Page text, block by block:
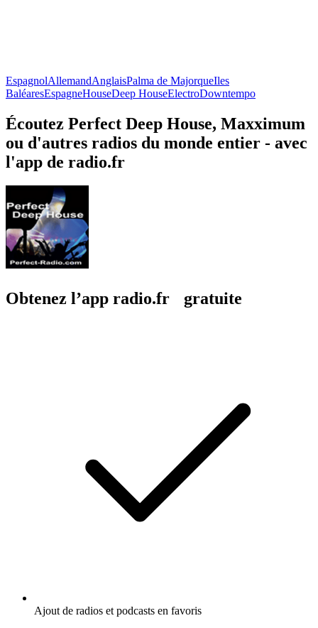
EspagnolAllemandAnglaisPalma de MajorqueIles
BaléaresEspagneHouseDeep HouseElectroDowntempo
Écoutez Perfect Deep House, Maxximum
ou d'autres radios du monde entier - avec
l'app de radio.fr
Obtenez l’app radio.fr gratuite
Ajout de radios et podcasts en favoris